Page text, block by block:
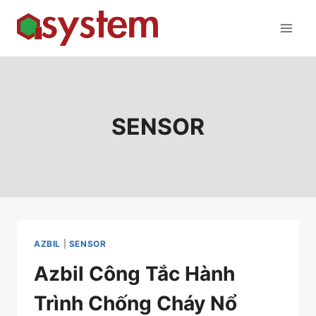
SENSOR
AZBIL SENSOR
Azbil Công Tắc Hành
Trình Chống Cháy Nổ